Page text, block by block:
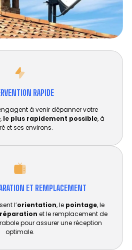
RAPIDE
à venir dépanner votre
le plus rapidement possible, à
et ses environs.
ET REMPLACEMENT​
l’orientation, le pointage, le
réparation et le remplacement de
pour assurer une réception
optimale.